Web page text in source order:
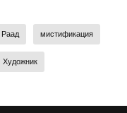
Раад мистификация
Художник